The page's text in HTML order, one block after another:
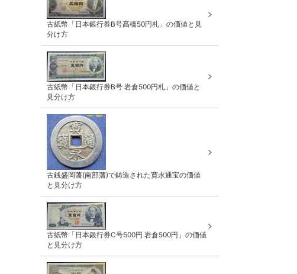
古紙幣「日本銀行券B号高橋50円札」の価値と見
分け方
古紙幣「日本銀行券B号 岩倉500円札」の価値と
見分け方
古銭盛岡藩(南部藩)で鋳造された寛永通宝の価値
と見分け方
古紙幣「日本銀行券C号500円 岩倉500円」の価値
と見分け方